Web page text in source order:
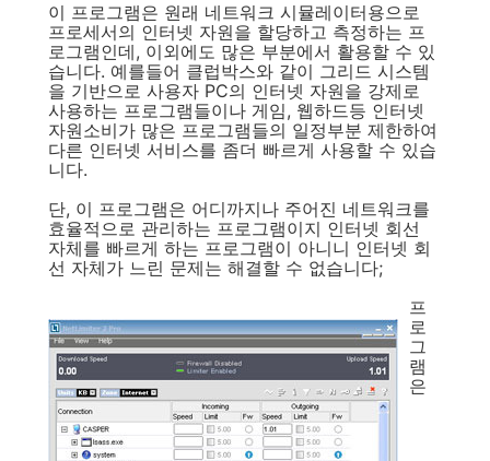
이 프로그램은 원래 네트워크 시뮬레이터용으로
프로세서의 인터넷 자원을 할당하고 측정하는 프
로그램인데, 이외에도 많은 부분에서 활용할 수 있
습니다. 예를들어 클럽박스와 같이 그리드 시스템
을 기반으로 사용자 PC의 인터넷 자원을 강제로
사용하는 프로그램들이나 게임, 웹하드등 인터넷
자원소비가 많은 프로그램들의 일정부분 제한하여
다른 인터넷 서비스를 좀더 빠르게 사용할 수 있습
니다.
단, 이 프로그램은 어디까지나 주어진 네트워크를
효율적으로 관리하는 프로그램이지 인터넷 회선
자체를 빠르게 하는 프로그램이 아니니 인터넷 회
선 자체가 느린 문제는 해결할 수 없습니다;
프
로
그
램
은